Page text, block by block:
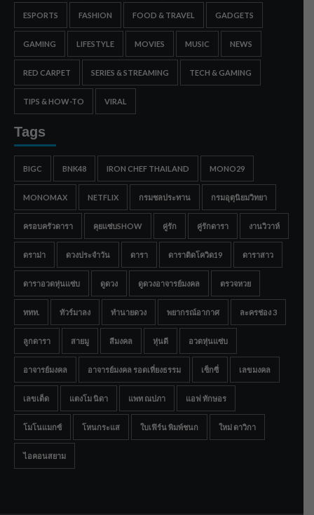
ESPORTS FASHION FOOD & TRAVEL GADGETS
GAMING LIFESTYLE MOVIES MUSIC NEWS
RED CARPET SERIES & STREAMING TECH & GAMING
TIPS & HOW-TO VIRAL
Tags
BIGC BNK48 IRON CHEF THAILAND MONO29
MONOMAX NETFLIX กรมชลประทาน กรมอุตุนิยมวิทยา
ครอบครัวดารา คุยแซ่บSHOW คู่รัก คู่รักดารา งานวิวาห์
ดราม่า ดวงประจำวัน ดารา ดาราติดโควิด19 ดาราสาว
ดาราอวดหุ่นแซ่บ ดูดวง ดูดวงอาจารย์มงคล ตรวจหวย
ททท. ทัวร์มาลง ทำนายดวง พยากรณ์อากาศ ละครช่อง 3
ลูกดารา สายมู สีมงคล หุ่นดี อวดหุ่นแซ่บ
อาจารย์มงคล อาจารย์มงคล รอดเที่ยงธรรม เซ็กซี่ เลขมงคล
เลขเด็ด แตงโม นิดา แพท ณปภา แอฟ ทักษอร
โมโนแมกซ์ โหนกระแส ใบเฟิร์น พิมพ์ชนก ใหม่ ดาวิกา
ไอคอนสยาม